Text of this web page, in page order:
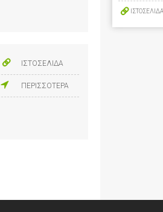
ΙΣΤΟΣΕΛΙΔΑ
ΠΕΡΙΣΣΟΤΕΡΑ
ΙΣΤΟΣΕΛΙΔΑ